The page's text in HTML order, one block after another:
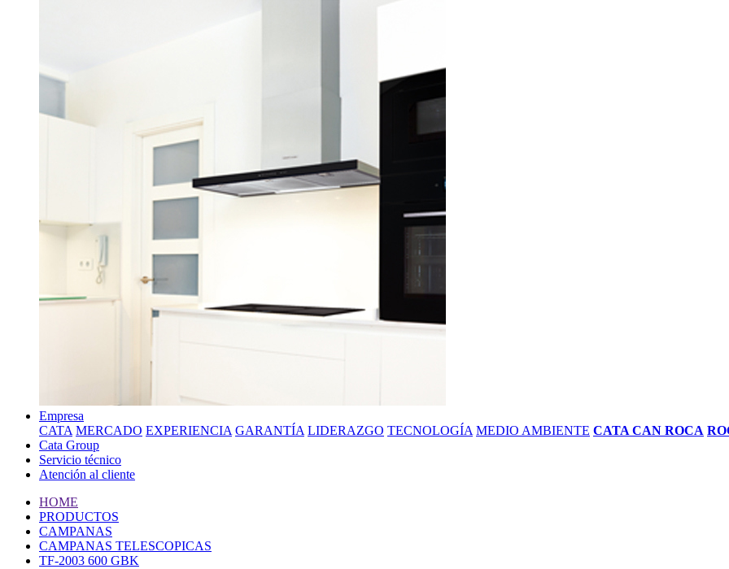
Empresa
CATA MERCADO EXPERIENCIA GARANTÍA LIDERAZGO TECNOLOGÍA MEDIO AMBIENTE CATA CAN ROCA
Cata Group
Servicio técnico
Atención al cliente
HOME
PRODUCTOS
CAMPANAS
CAMPANAS TELESCOPICAS
TF-2003 600 GBK